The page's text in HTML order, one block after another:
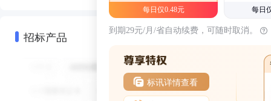
招标产品
每日仅0.48元 每日
到期29元/月/省自动续费，可随时取消。
标讯详情查看